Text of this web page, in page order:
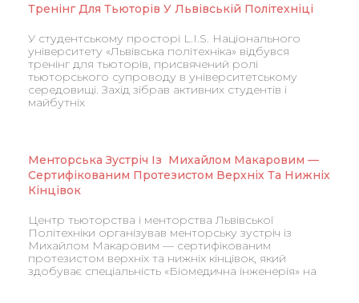
Тренінг Для Тьюторів У Львівській Політехніці
У студентському просторі L.I.S. Національного
університету «Львівська політехніка» відбувся
тренінг для тьюторів, присвячений ролі
тьюторського супроводу в університетському
середовищі. Захід зібрав активних студентів і
майбутніх
Менторська Зустріч Із Михайлом Макаровим —
Сертифікованим Протезистом Верхніх Та Нижніх
Кінцівок
Центр тьюторства і менторства Львівської
Політехніки організував менторську зустріч із
Михайлом Макаровим — сертифікованим
протезистом верхніх та нижніх кінцівок, який
здобуває спеціальність «Біомедична інженерія» на